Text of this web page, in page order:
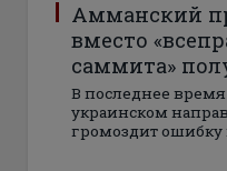
Амманский
вместо
саммита»
В последнее
украинском
громоздит ошибку